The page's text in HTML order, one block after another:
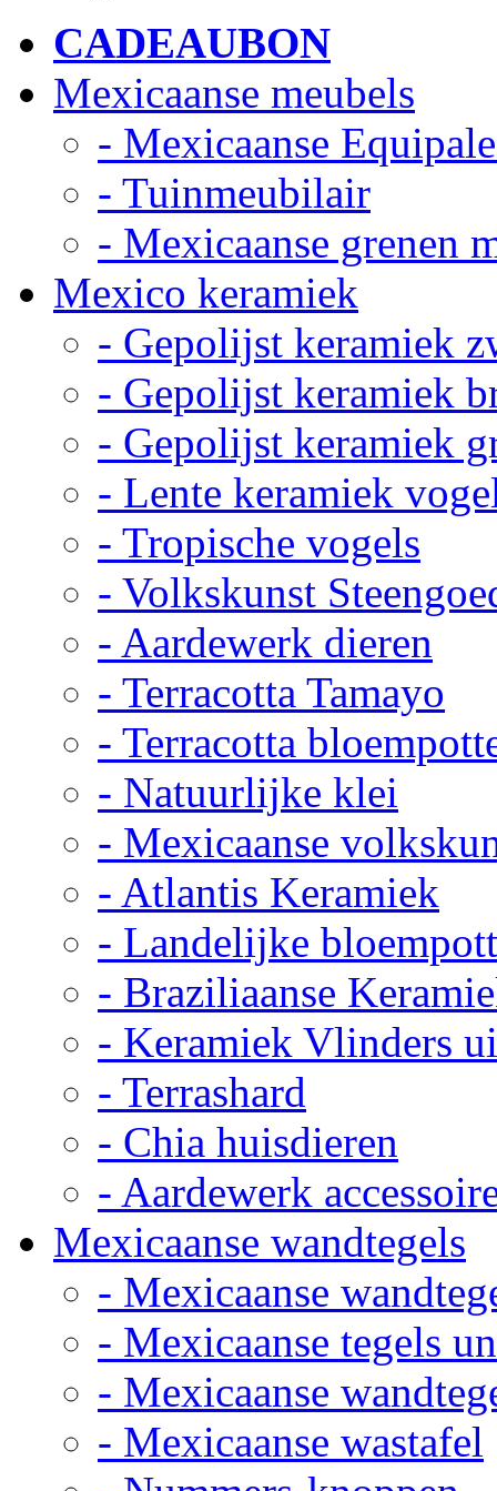
CADEAUBON
Mexicaanse meubels
- Mexicaanse
- Tuinmeubilair
- Mexicaanse grenen
Mexico keramiek
- Gepolijst keramiek
- Gepolijst keramiek
- Gepolijst keramiek
- Lente keramiek
- Tropische vogels
- Volkskunst
- Aardewerk dieren
- Terracotta Tamayo
- Terracotta
- Natuurlijke klei
- Mexicaanse
- Atlantis Keramiek
- Landelijke
- Braziliaanse
- Keramiek Vlinders
- Terrashard
- Chia huisdieren
- Aardewerk
Mexicaanse wandtegels
- Mexicaanse
- Mexicaanse tegels
- Mexicaanse
- Mexicaanse wastafel